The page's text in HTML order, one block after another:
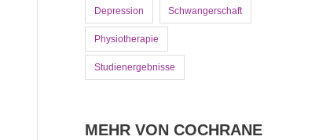
Depression Schwangerschaft
Physiotherapie
Studienergebnisse
MEHR VON COCHRANE